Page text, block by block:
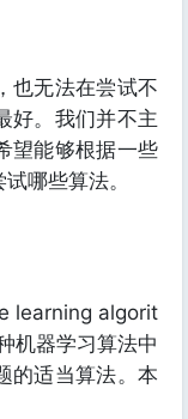
也无法在尝试不
好。我们并不主
望能够根据一些
哪些算法。
learning algorit
机器学习算法中
的适当算法。本